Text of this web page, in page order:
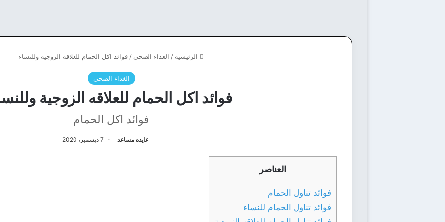
الرئيسية / الغذاء الصحي / فوائد اكل الحمام للعلاقه الزوجية وللنساء
الغذاء الصحي
فوائد اكل الحمام للعلاقه الزوجية
فوائد اكل الحمام
عايده مساعد 7 ديسمبر، 2020
العناصر
فوائد تناول الحمام
فوائد تناول الحمام للنساء